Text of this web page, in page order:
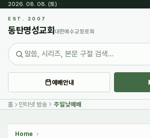
2026. 08. 08. (토) ·
EST. 2007
동탄명성교회 대한예수교장로회
예배안내
홈 인터넷 방송 주일낮예배
Home
Sketchbook5, 스케
Sketchbook5, 스케